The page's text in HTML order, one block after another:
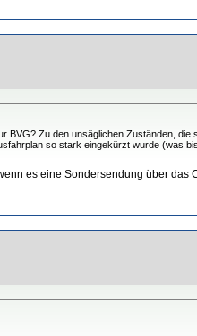
BVG? Zu den unsäglichen Zuständen,
so stark eingekürzt wurde (was
es eine Sondersendung über das